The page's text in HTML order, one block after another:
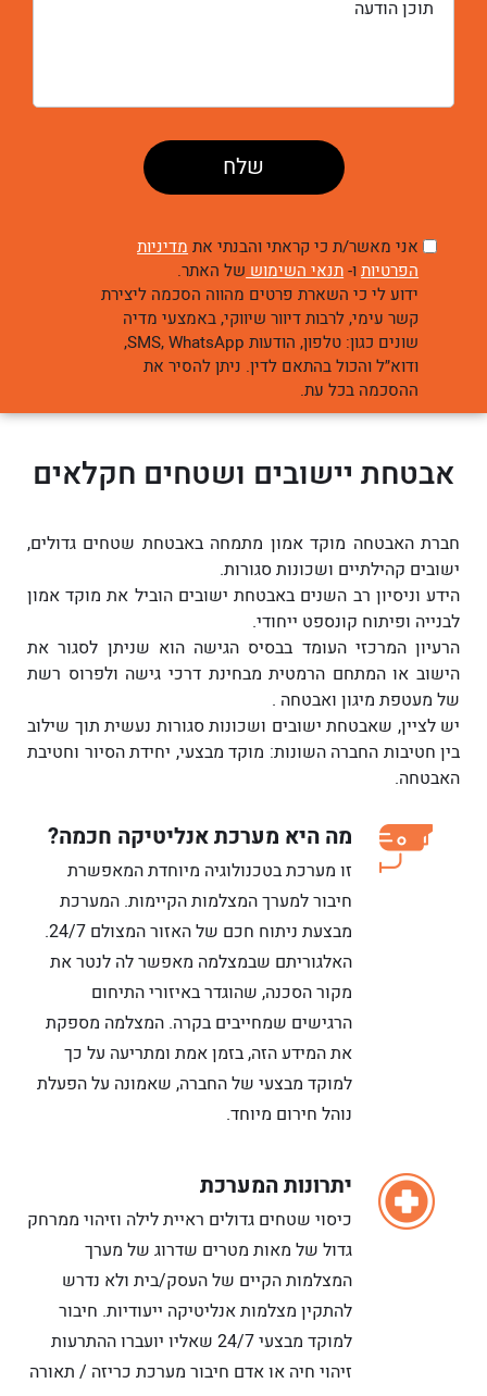
אני מאשר/ת כי קראתי והבנתי את מדיניות
הפרטיותו-תנאי השימוש של האתר.
ידוע לי כי השארת פרטים מהווה הסכמה ליצירת
קשר עימי, לרבות דיוור שיווקי, באמצעי מדיה
שונים כגון: טלפון, הודעות SMS, WhatsApp,
ודוא״ל והכול בהתאם לדין. ניתן להסיר את
ההסכמה בכל עת.
אבטחת יישובים ושטחים חקלאים
חברת האבטחה מוקד אמון מתמחה באבטחת שטחים גדולים,
ישובים קהילתיים ושכונות סגורות.
הידע וניסיון רב השנים באבטחת ישובים הוביל את מוקד אמון
לבנייה ופיתוח קונספט ייחודי.
הרעיון המרכזי העומד בבסיס הגישה הוא שניתן לסגור את
הישוב או המתחם הרמטית מבחינת דרכי גישה ולפרוס רשת
של מעטפת מיגון ואבטחה .
יש לציין, שאבטחת ישובים ושכונות סגורות נעשית תוך שילוב
בין חטיבות החברה השונות: מוקד מבצעי, יחידת הסיור וחטיבת
האבטחה.
מה היא מערכת אנליטיקה חכמה?
זו מערכת בטכנולוגיה מיוחדת המאפשרת
חיבור למערך המצלמות הקיימות. המערכת
מבצעת ניתוח חכם של האזור המצולם 24/7.
האלגוריתם שבמצלמה מאפשר לה לנטר את
מקור הסכנה, שהוגדר באיזורי התיחום
הרגישים שמחייבים בקרה. המצלמה מספקת
את המידע הזה, בזמן אמת ומתריעה על כך
למוקד מבצעי של החברה, שאמונה על הפעלת
נוהל חירום מיוחד.
יתרונות המערכת
כיסוי שטחים גדולים ראיית לילה וזיהוי ממרחק
גדול של מאות מטרים שדרוג של מערך
המצלמות הקיים של העסק/בית ולא נדרש
להתקין מצלמות אנליטיקה ייעודיות. חיבור
למוקד מבצעי 24/7 שאליו יועברו ההתרעות
זיהוי חיה או אדם חיבור מערכת כריזה / תאורה